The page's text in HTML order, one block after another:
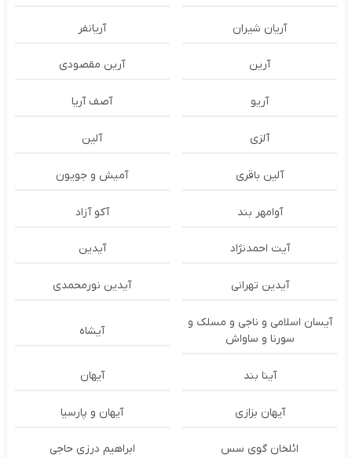
آریان شیران آریانفر
آرین آرین مقصودی
آریو آصف آریا
آلزی آلین
آلین باقری آمیش و جویون
آوامهر بند آکو آزاد
آیت احمدنژاد آیدین
آیدین تهرانی آیدین نورمحمدی
آیسان اسلامی و ناجی و مسلک و
سورنا و ساواش
آیشاه
آینا بند آیهان
آیهان بزازی آیهان و پارسیا
ائلخان گوی سس ابراهیم درزی حاجی